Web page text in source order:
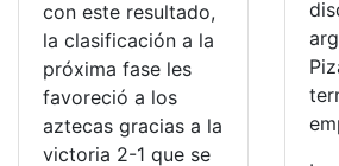
con este resultado,
la clasificación a la
próxima fase les
favoreció a los
aztecas gracias a la
victoria 2-1 que se